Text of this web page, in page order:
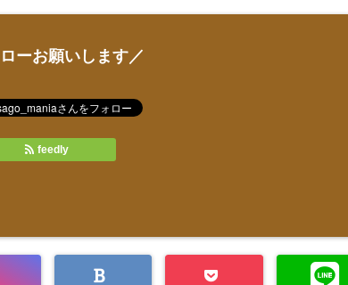
ーお願いします／
feedly